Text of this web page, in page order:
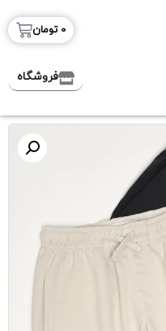
0 تومان
فروشگاه